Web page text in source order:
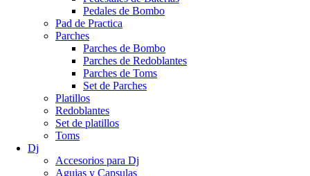
Pedales de Bombo
Pad de Practica
Parches
Parches de Bombo
Parches de Redoblantes
Parches de Toms
Set de Parches
Platillos
Redoblantes
Set de platillos
Toms
Dj
Accesorios para Dj
Agujas y Capsulas